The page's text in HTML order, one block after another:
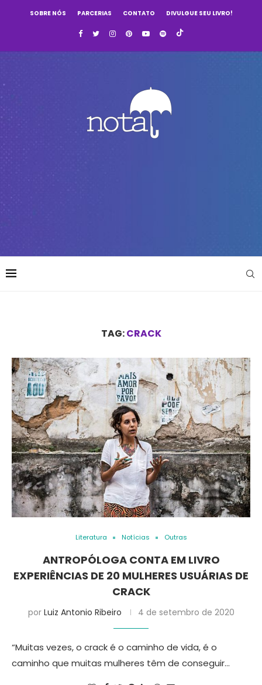
SOBRE NÓS PARCERIAS CONTATO DIVULGUE SEU LIVRO!
TAG:CRACK
Literatura Notícias Outras
ANTROPÓLOGA CONTA EM LIVRO
EXPERIÊNCIAS DE 20 MULHERES USUÁRIAS DE
CRACK
por Luiz Antonio Ribeiro 4 de setembro de 2020
“Muitas vezes, o crack é o caminho de vida, é o
caminho que muitas mulheres têm de conseguir…